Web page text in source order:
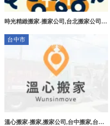
時光精緻搬家-搬家公司,台北搬家公司,
台中市
溫心搬家-搬家,搬家公司,台中搬家,台中